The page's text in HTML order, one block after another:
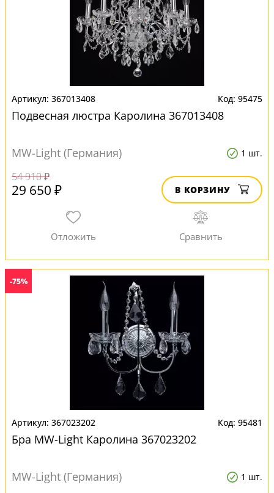
367013408 95475
Подвесная люстра Каролина 367013408
MW-Light (Германия) 1 шт.
54 910 ₽
29 650 ₽ В КОРЗИНУ
-75%
367023202 95481
Бра MW-Light Каролина 367023202
MW-Light (Германия) 1 шт.